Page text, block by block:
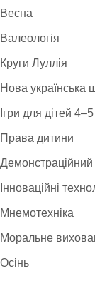
Весна
Валеологія
Круги Луллія
Нова українська
Ігри для дітей
Права дитини
Демонстраційний
Інноваційні
Мнемотехніка
Моральне
Осінь